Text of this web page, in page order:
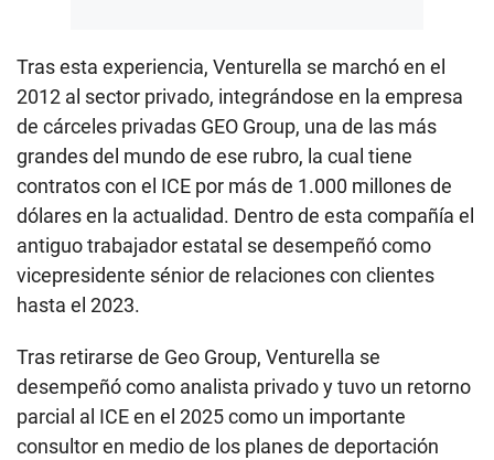
Tras esta experiencia, Venturella se marchó en el
2012 al sector privado, integrándose en la empresa
de cárceles privadas GEO Group, una de las más
grandes del mundo de ese rubro, la cual tiene
contratos con el ICE por más de 1.000 millones de
dólares en la actualidad. Dentro de esta compañía el
antiguo trabajador estatal se desempeñó como
vicepresidente sénior de relaciones con clientes
hasta el 2023.
Tras retirarse de Geo Group, Venturella se
desempeñó como analista privado y tuvo un retorno
parcial al ICE en el 2025 como un importante
consultor en medio de los planes de deportación